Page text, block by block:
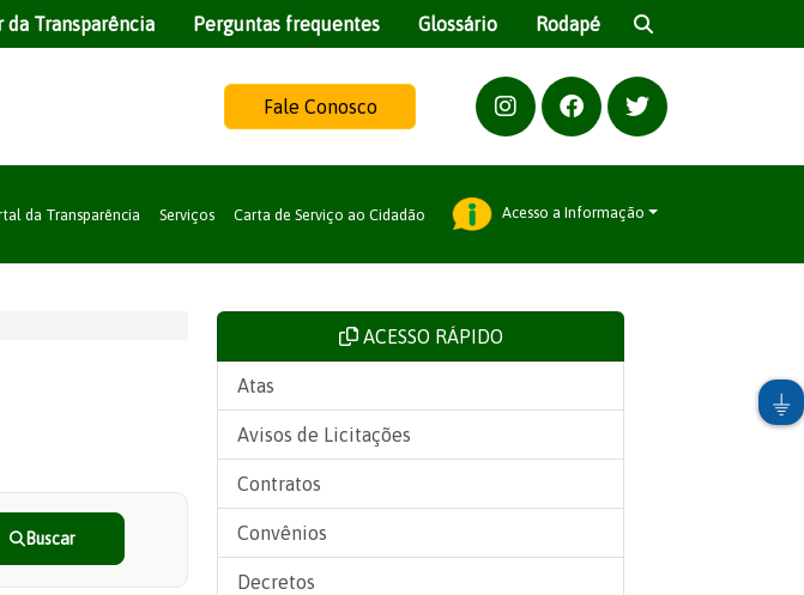
da Transparência Perguntas frequentes Glossário Rodapé
Fale Conosco
da Transparência Serviços Carta de Serviço ao Cidadão Acesso a Informação
Buscar
ACESSO RÁPIDO
Atas
Avisos de Licitações
Contratos
Convênios
Decretos